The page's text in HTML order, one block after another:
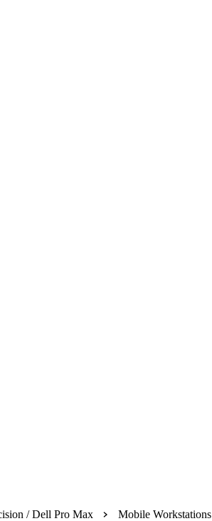
/ Dell Pro Max Mobile Workstations